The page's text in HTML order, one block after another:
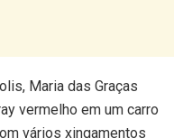
Maria das Graças
vermelho em um carro
vários xingamentos